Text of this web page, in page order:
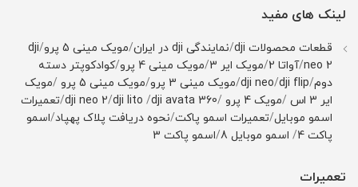
لینک های مفید
قطعات محصولات dji /نمایندگی dji در ایران /مویک مینی 5 پرو /
dji
neo 2
/آواتا 2 /مویک ایر 3 /مویک مینی 4 پرو /کوادکوپتر دسته
دوم/
dji neo/dji flip
/مویک مینی 3 پرو /مویک مینی 5 پرو /مویک
ایر 3 اس
/مویک 4 پرو /
dji neo 2/dji lito /dji avata 360
/تعمیرات
اسمو موبایل/تعمیرات اسمو پاکت/نحوه دریافت پلاک پهپاد/اسمو
پاکت 4
/ اسمو موبایل 8 /اسمو پاکت 3
تعمیرات